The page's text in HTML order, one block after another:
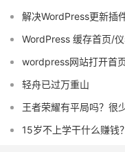
解决WordPress更新插
WordPress 缓存首页/
wordpress网站打开首
轻舟已过万重山
王者荣耀有平局吗？很
15岁不上学干什么赚钱